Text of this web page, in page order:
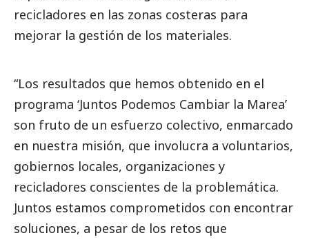
recicladores en las zonas costeras para
mejorar la gestión de los materiales.
“Los resultados que hemos obtenido en el
programa ‘Juntos Podemos Cambiar la Marea’
son fruto de un esfuerzo colectivo, enmarcado
en nuestra misión, que involucra a voluntarios,
gobiernos locales, organizaciones y
recicladores conscientes de la problemática.
Juntos estamos comprometidos con encontrar
soluciones, a pesar de los retos que